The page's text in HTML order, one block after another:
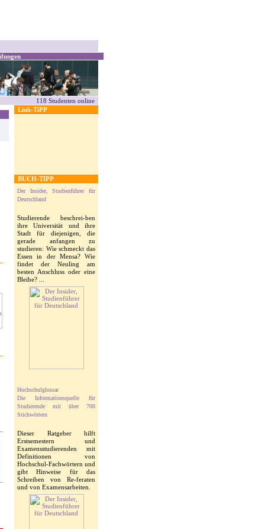
118 Studenten online
Link-TiPP
BUCH-TIPP
Der Insider, Studienführer für
Deutschland
Studierende beschrei-ben
ihre Universität und ihre
Stadt für diejenigen, die
gerade anfangen zu
studieren: Wie schmeckt das
Essen in der Mensa? Wie
findet der Neuling am
besten Anschluss oder eine
Bleibe? ...
Hochschulglossar
Die Informationsquelle für
Studierende mit über 700
Stichwörtern
Dieser Ratgeber hilft
Erstsemestern und
Examensstudierenden mit
Definitionen von
Hochschul-Fachwörtern und
gibt Hinweise für das
Schreiben von Re-feraten
und von Examensarbeiten.